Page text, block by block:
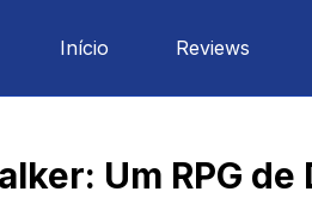
Início Reviews
Um RPG